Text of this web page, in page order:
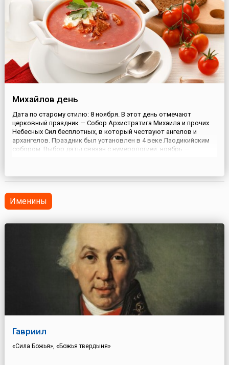
Михайлов день
Дата по старому стилю: 8 ноября. В этот день отмечают
церковный праздник — Собор Архистратига Михаила и прочих
Небесных Сил бесплотных, в который чествуют ангелов и
архангелов. Праздник был установлен в 4 веке Лаодикийским
собором. Выбор даты связан с нумерологией: ноябрь —
чинов. Восьмое чис...
Именины
Гавриил
«Сила Божья», «Божья твердыня»